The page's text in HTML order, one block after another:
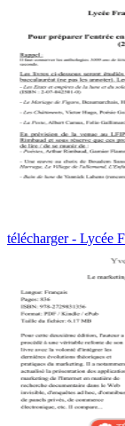
télécharger - Lycée